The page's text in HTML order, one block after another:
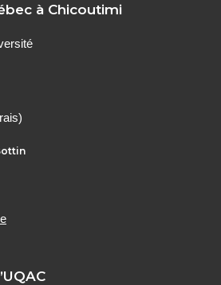
à Chicoutimi